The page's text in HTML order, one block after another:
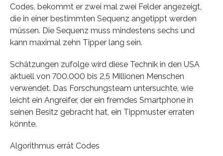
Codes, bekommt er zwei mal zwei Felder angezeigt,
die in einer bestimmten Sequenz angetippt werden
müssen. Die Sequenz muss mindestens sechs und
kann maximal zehn Tipper lang sein.
Schätzungen zufolge wird diese Technik in den USA
aktuell von 700.000 bis 2,5 Millionen Menschen
verwendet. Das Forschungsteam untersuchte, wie
leicht ein Angreifer, der ein fremdes Smartphone in
seinen Besitz gebracht hat, ein Tippmuster erraten
könnte.
Algorithmus errät Codes